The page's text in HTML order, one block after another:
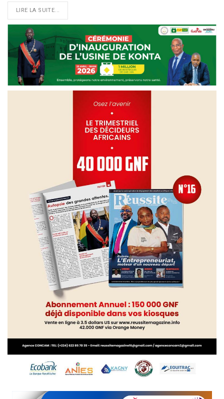
LIRE LA SUITE...